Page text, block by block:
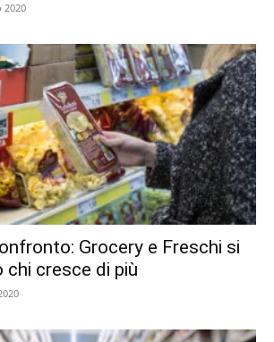
2020
Grocery e Freschi si
cresce di più